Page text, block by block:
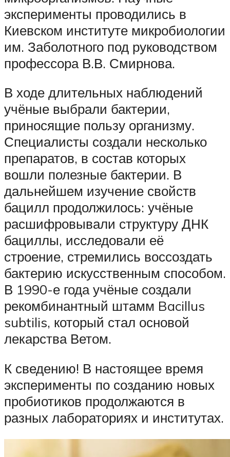
эксперименты проводились в
Киевском институте микробиологии
им. Заболотного под руководством
профессора В.В. Смирнова.
В ходе длительных наблюдений
учёные выбрали бактерии,
приносящие пользу организму.
Специалисты создали несколько
препаратов, в состав которых
вошли полезные бактерии. В
дальнейшем изучение свойств
бацилл продолжилось: учёные
расшифровывали структуру ДНК
бациллы, исследовали её
строение, стремились воссоздать
бактерию искусственным способом.
В 1990-е года учёные создали
рекомбинантный штамм Bacillus
subtilis, который стал основой
лекарства Ветом.
К сведению! В настоящее время
эксперименты по созданию новых
пробиотиков продолжаются в
разных лабораториях и институтах.